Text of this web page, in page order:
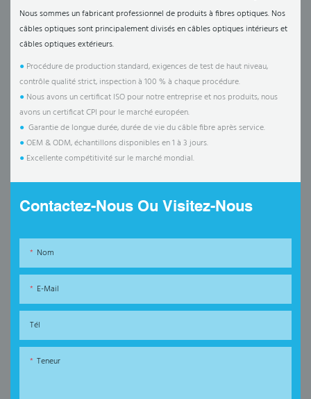
Nous sommes un fabricant professionnel de produits à fibres optiques. Nos
câbles optiques sont principalement divisés en câbles optiques intérieurs et
câbles optiques extérieurs.
● Procédure de production standard, exigences de test de haut niveau,
contrôle qualité strict, inspection à 100 % à chaque procédure.
● Nous avons un certificat ISO pour notre entreprise et nos produits, nous
avons un certificat CPI pour le marché européen.
● Garantie de longue durée, durée de vie du câble fibre après service.
●OEM & ODM, échantillons disponibles en 1 à 3 jours.
● Excellente compétitivité sur le marché mondial.
Contactez-Nous Ou Visitez-Nous
Nom
E-Mail
Tél
Teneur